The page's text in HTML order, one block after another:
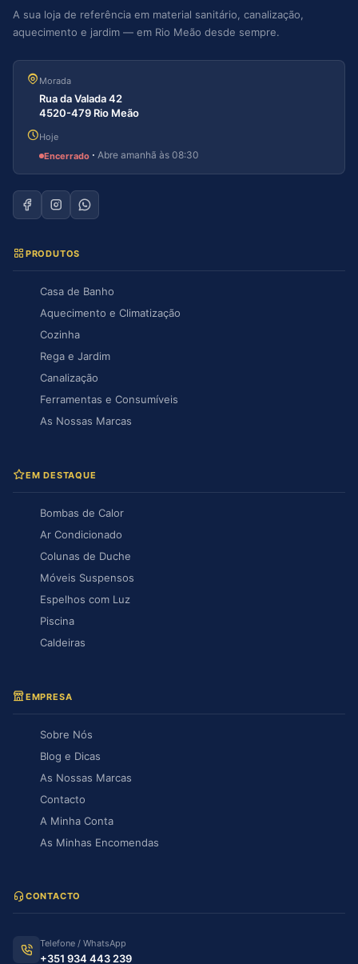
A sua loja de referência em material sanitário, canalização,
aquecimento e jardim — em Rio Meão desde sempre.
Morada
Rua da Valada 42
4520-479 Rio Meão
Hoje
Encerrado · Abre amanhã às 08:30
PRODUTOS
Casa de Banho
Aquecimento e Climatização
Cozinha
Rega e Jardim
Canalização
Ferramentas e Consumíveis
As Nossas Marcas
EM DESTAQUE
Bombas de Calor
Ar Condicionado
Colunas de Duche
Móveis Suspensos
Espelhos com Luz
Piscina
Caldeiras
EMPRESA
Sobre Nós
Blog e Dicas
As Nossas Marcas
Contacto
A Minha Conta
As Minhas Encomendas
CONTACTO
Telefone / WhatsApp
+351 934 443 239